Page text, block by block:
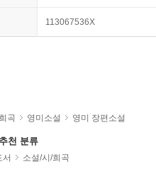
113067536X
곡 영미소설 영미 장편소설
천 분류
서 소설/시/희곡